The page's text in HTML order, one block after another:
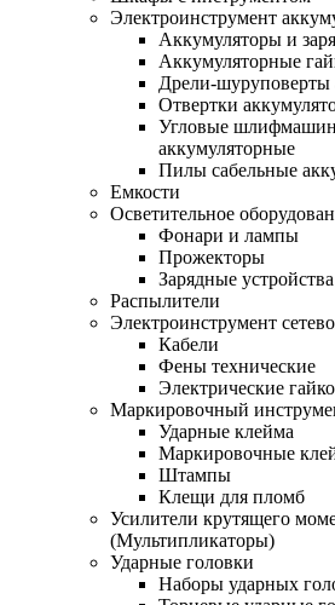
Электроинструмент
Аккумуляторы и
Аккумуляторные
Дрели-шуруповерты
Отвертки
Угловые
аккумуляторные
Пилы сабельные
Емкости
Осветительное
Фонари и лампы
Прожекторы
Зарядные
Распылители
Электроинструмент
Кабели
Фены технические
Электрические
Маркировочный
Ударные клейма
Маркировочные
Штампы
Клещи для пломб
Усилители крутящего
(Мультипликаторы)
Ударные головки
Наборы ударных